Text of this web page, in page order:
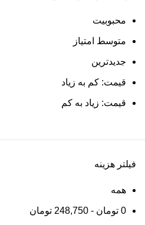
محبوبیت
متوسط امتیاز
جدیدترین
قیمت: کم به زیاد
قیمت: زیاد به کم
فیلتر هزینه
همه
0 تومان -
248,750 تومان